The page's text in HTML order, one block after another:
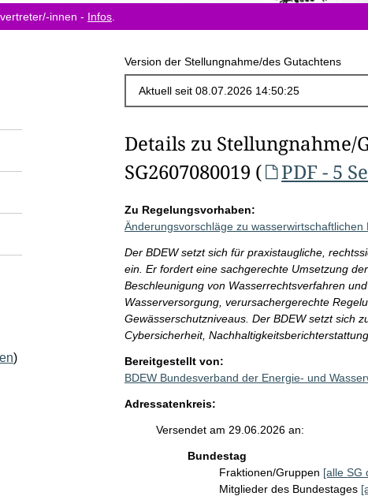
innen - Infos
Version der Stellungnahme/des Gutachtens
)
Details zu Stellungnahme/
SG2607080019 (
PDF - 5
Zu Regelungsvorhaben:
Änderungsvorschläge zu
Der BDEW setzt sich für praxistaugliche,
ein. Er fordert eine sachgerechte Umsetzung
Beschleunigung von Wasserrechtsverfahren
Wasserversorgung, verursachergerechte
Gewässerschutzniveaus. Der BDEW setzt sich
Cybersicherheit,
Bereitgestellt von:
BDEW Bundesverband der Energie- und
Adressatenkreis:
Versendet am 29.06.2026 an:
Bundestag
Fraktionen/Gruppen [alle SG
Mitglieder des Bundestages